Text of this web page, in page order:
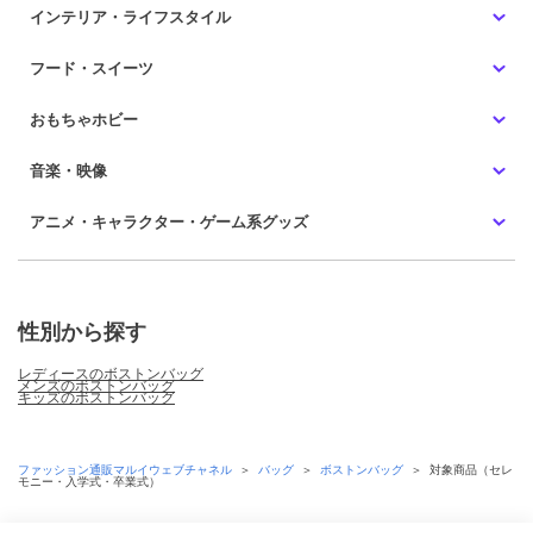
インテリア・ライフスタイル
フード・スイーツ
おもちゃホビー
音楽・映像
アニメ・キャラクター・ゲーム系グッズ
性別から探す
レディースのボストンバッグ
メンズのボストンバッグ
キッズのボストンバッグ
ファッション通販マルイウェブチャネル ＞ バッグ ＞ ボストンバッグ ＞
対象商品（セレ
モニー・入学式・卒業式）